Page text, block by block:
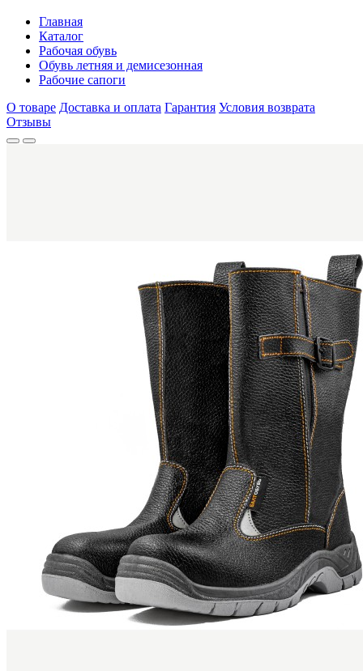
Главная
Каталог
Рабочая обувь
Обувь летняя и демисезонная
Рабочие сапоги
О товаре Доставка и оплата Гарантия Условия возврата
Отзывы